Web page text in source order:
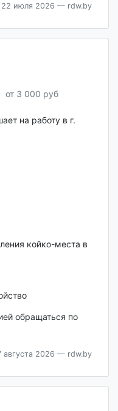
22 июля 2026 — rdw.by
от 3 000 руб
на работу в г.
койко-места в
обращаться по
августа 2026 — rdw.by